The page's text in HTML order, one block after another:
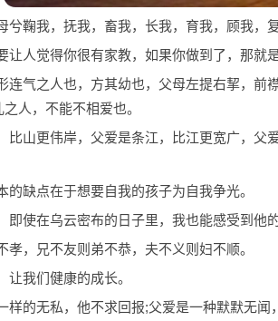
兮鞠我，抚我，畜我，长我，育我，顾我，复
让人觉得你很有家教，如果你做到了，那就
连气之人也，方其幼也，父母左提右挈，前
人，不能不相爱也。
比山更伟岸，父爱是条江，比江更宽广，父
的缺点在于想要自我的孩子为自我争光。
即使在乌云密布的日子里，我也能感受到他的
孝，兄不友则弟不恭，夫不义则妇不顺。
让我们健康的成长。
样的无私，他不求回报;父爱是一种默默无